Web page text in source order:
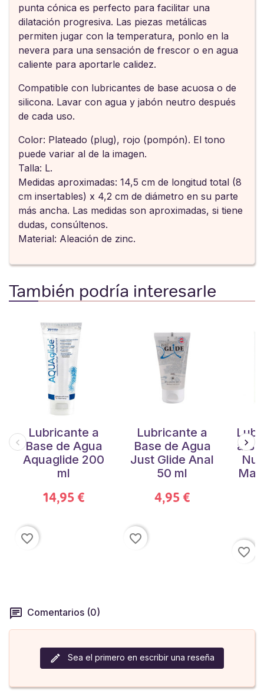
punta cónica es perfecto para facilitar una
dilatación progresiva. Las piezas metálicas
permiten jugar con la temperatura, ponlo en la
nevera para una sensación de frescor o en agua
caliente para aportarle calidez.
Compatible con lubricantes de base acuosa o de
silicona. Lavar con agua y jabón neutro después
de cada uso.
Color: Plateado (plug), rojo (pompón). El tono
puede variar al de la imagen.
Talla: L.
Medidas aproximadas: 14,5 cm de longitud total (8
cm insertables) x 4,2 cm de diámetro en su parte
más ancha. Las medidas son aproximadas, si tiene
dudas, consúltenos.
Material: Aleación de zinc.
También podría interesarle
Lubricante a
Base de Agua
Aquaglide 200
ml
14,95 €
favorite_border
Lubricante a
Base de Agua
Just Glide Anal
50 ml
4,95 €
favorite_border
a
favorite_border
Comentarios (0)
Sea el primero en escribir una reseña